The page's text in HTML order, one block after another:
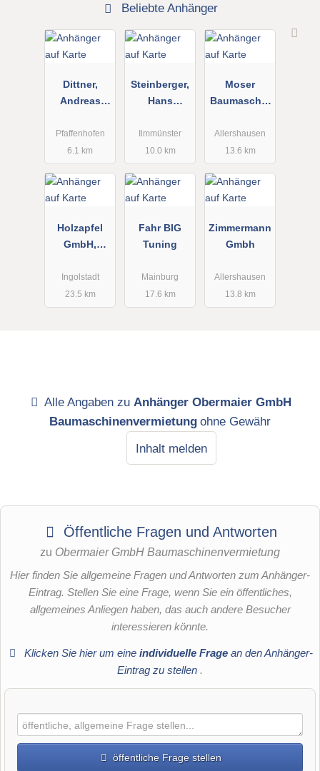
Beliebte Anhänger
Dittner,
Andreas
ehörhandel
Pfaffenhofen
6.1 km
Steinberger,
Hans
Ilmmünster
10.0 km
Moser
Baumaschin
GmbH NL
München
Allershausen
13.6 km
Holzapfel
GmbH,
Ingolstadt
23.5 km
Fahr BIG
Tuning
Mainburg
17.6 km
Zimmermann
Gmbh
Allershausen
13.8 km
Alle Angaben zu Anhänger Obermaier GmbH
Baumaschinenvermietung ohne Gewähr
Inhalt melden
Öffentliche Fragen und Antworten
zu Obermaier GmbH Baumaschinenvermietung
Hier finden Sie allgemeine Fragen und Antworten zum Anhänger-
Eintrag. Stellen Sie eine Frage, wenn Sie ein öffentliches,
allgemeines Anliegen haben, das auch andere Besucher
interessieren könnte.
Klicken Sie hier um eine individuelle Fragean den Anhänger-
Eintrag zu stellen .
öffentliche Frage stellen